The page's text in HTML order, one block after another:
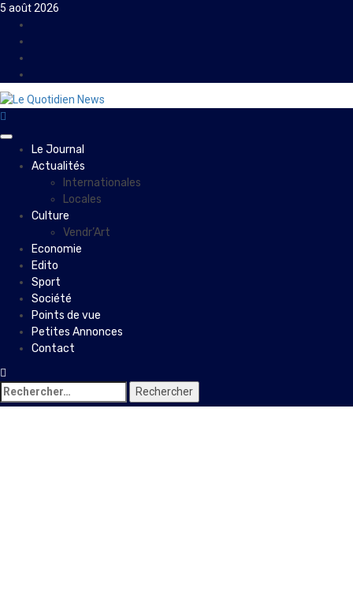
Skip
content
5 août 2026
PrimaryLe Journal
Actualités
Internationales
Locales
Culture
Vendr’Art
Economie
Edito
Sport
Société
Points de vue
Petites Annonces
Contact
Rechercher :